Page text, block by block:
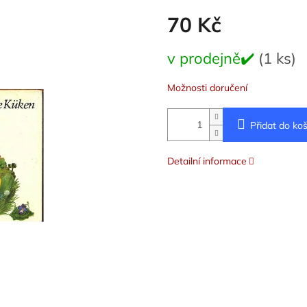
70 Kč
cena:
v prodejně✔️ (1 ks)
Možnosti doručení
Přidat do
Detailní informace